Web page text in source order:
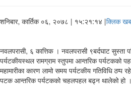
शनिबार, कार्तिक ०६, २०७८ | १५:२१:१४ |क्लिक
नवलपरासी, ६ कात्तिक । नवलपरासी ९बर्दघाट सुस्ता
पर्यटकीयस्थल रामग्राम स्तुपमा आन्तरिक
महामारीका कारण लामो समय पर्यटकीय गतिविधि ठप्प
पटक आन्तरिक पर्यटकको चहलपहल बढ्न थालेको हो ।